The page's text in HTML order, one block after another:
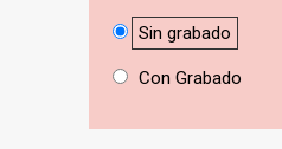
Sin grabado
Con Grabado